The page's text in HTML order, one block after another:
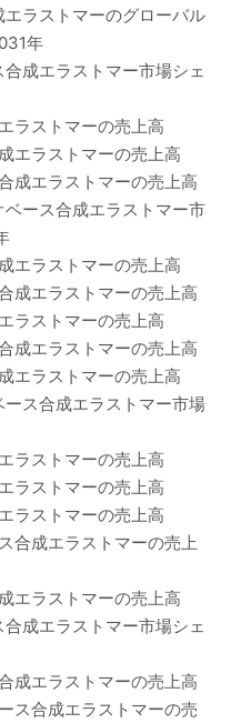
ラストマーのグローバル
年
成エラストマー市場シェ
ラストマーの売上高
エラストマーの売上高
成エラストマーの売上高
ース合成エラストマー市
エラストマーの売上高
成エラストマーの売上高
ラストマーの売上高
成エラストマーの売上高
エラストマーの売上高
ス合成エラストマー市場
ラストマーの売上高
ラストマーの売上高
ラストマーの売上高
合成エラストマーの売上
エラストマーの売上高
成エラストマー市場シェ
成エラストマーの売上高
ス合成エラストマーの売